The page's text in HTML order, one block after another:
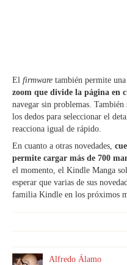
El firmware también permite
zoom que divide la página en
navegar sin problemas.
los dedos para seleccionar el
reacciona igual de rápido.
En cuanto a otras novedades,
permite cargar más de 700
el momento, el Kindle Manga
esperar que varias de sus
familia Kindle en los próximos
Alfredo Álamo